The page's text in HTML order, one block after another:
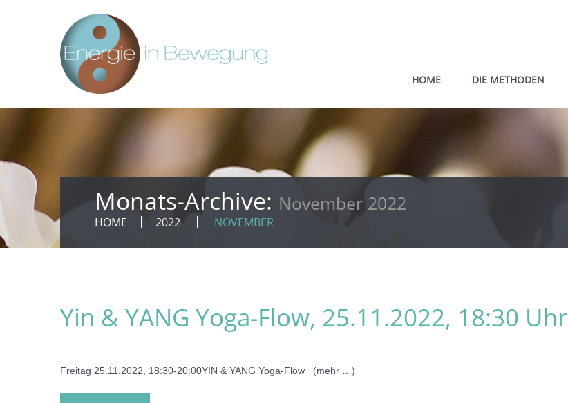
HOME DIE METHODEN
Monats-Archive: November 2022
HOME 2022 NOVEMBER
Yin & YANG Yoga-Flow, 25.11.2022, 18:30 Uhr
Freitag 25.11.2022, 18:30-20:00YIN & YANG Yoga-Flow (mehr …)